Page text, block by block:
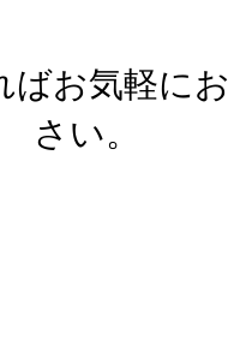
ばお気軽に
さい。